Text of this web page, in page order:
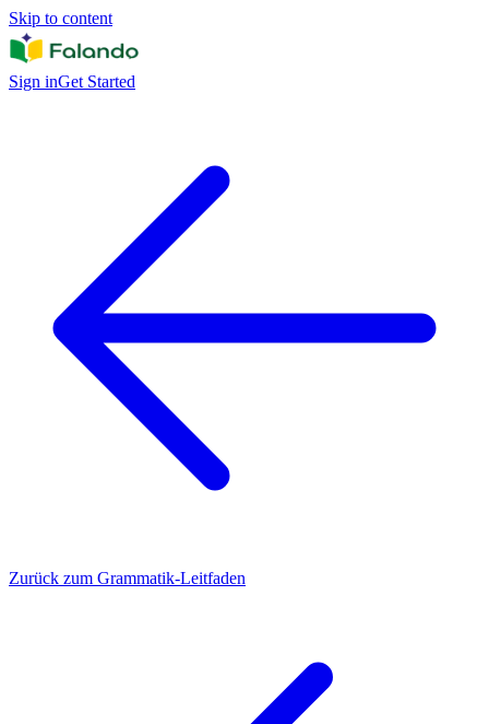
Skip to content
Sign inGet Started
Zurück zum Grammatik-Leitfaden